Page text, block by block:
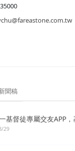
聞稿
基督徒專屬交友APP
29